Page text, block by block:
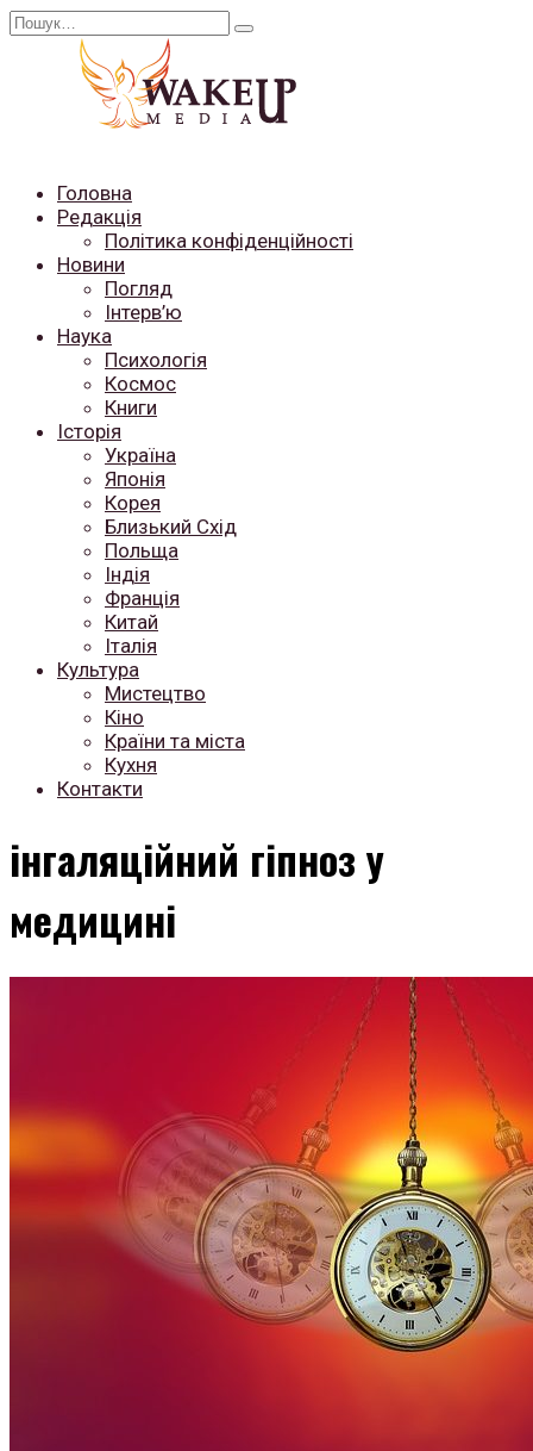
Перейти
Search
Головна
Редакція
Політика конфіденційності
Новини
Погляд
Інтерв’ю
Наука
Психологія
Космос
Книги
Історія
Україна
Японія
Корея
Близький Схід
Польща
Індія
Франція
Китай
Італія
Культура
Мистецтво
Кіно
Країни та міста
Кухня
Контакти
інгаляційний гіпноз у
медицині